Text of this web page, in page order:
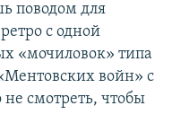
поводом для
с одной
«мочиловок» типа
войн» с
смотреть, чтобы